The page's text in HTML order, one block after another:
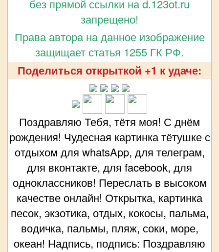
без прямой ссылки на d.123ot.ru
запрещено!
Права автора на данное изображение
защищает статья 1255 ГК РФ.
Поделиться открыткой +1 к удаче:
Поздравляю Тебя, тётя моя! С днём
рождения! Чудесная картинка тётушке с
отдыхом для whatsApp, для телеграм,
для вконтакте, для facebook, для
одноклассников! Переслать в высоком
качестве онлайн! Открытка, картинка
песок, экзотика, отдых, кокосы, пальма,
водичка, пальмы, пляж, соки, море,
океан! Надпись, подпись: Поздравляю